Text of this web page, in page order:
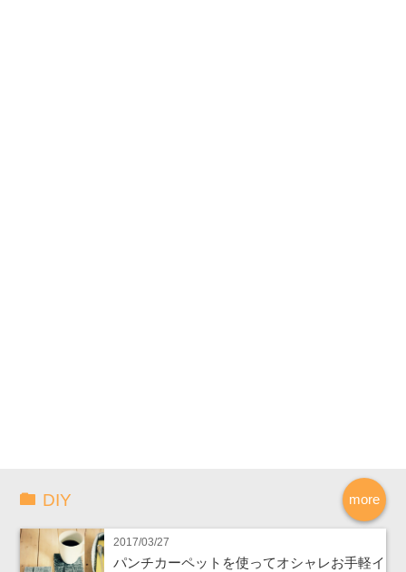
more
DIY
2017/03/27
パンチカーペットを使ってオシャレお手軽イ